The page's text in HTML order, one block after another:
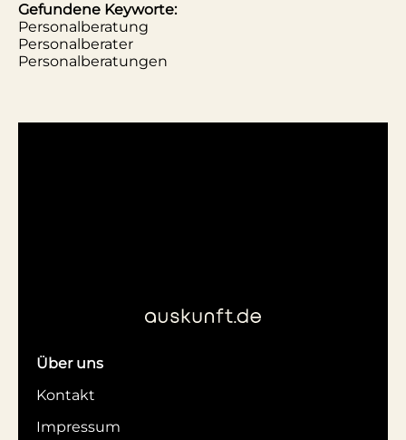
Gefundene Keyworte:
Personalberatung
Personalberater
Personalberatungen
Über uns
Kontakt
Impressum